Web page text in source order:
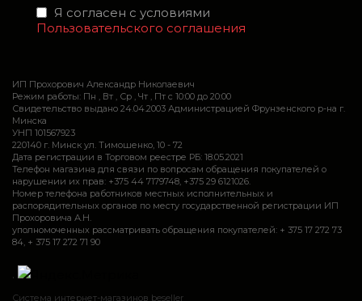
Я согласен с условиями
Пользовательского соглашения
ИП Прохорович Александр Николаевич
Режим работы: Пн , Вт , Ср , Чт , Пт c 10:00 до 20:00
Свидетельство выдано 24.04.2003 Администрацией Фрунзенского р-на г.
Минска
УНП 101567923
220140 г. Минск ул. Тимошенко, 10 - 72
Дата регистрации в Торговом реестре РБ: 18.05.2021
Телефон магазина для связи по вопросам обращения покупателей о
нарушении их прав: +375 44 7179748, +375 29 6121026.
Номер телефона работников местных исполнительных и
распорядительных органов по месту государственной регистрации ИП
Прохоровича А.Н.
уполномоченных рассматривать обращения покупателей: + 375 17 272 73
84, + 375 17 272 71 90
.
Система интернет-магазинов beseller